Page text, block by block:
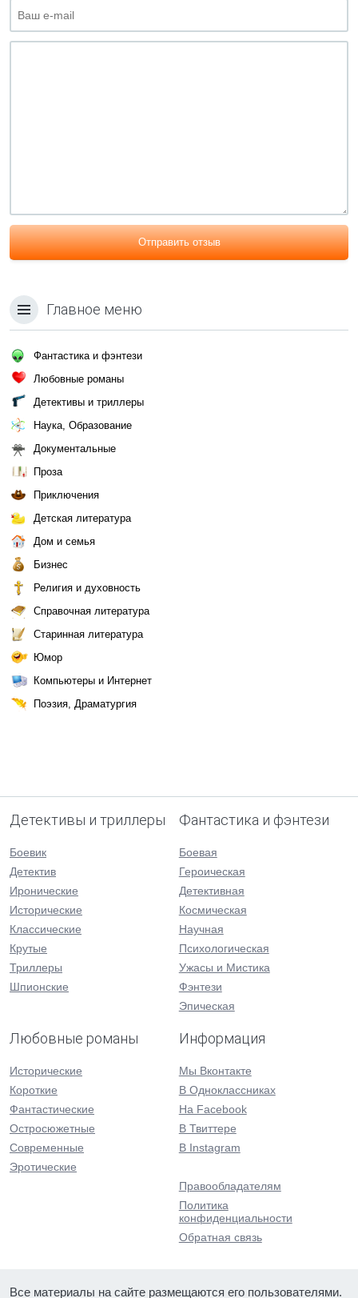
Отправить отзыв
Главное меню
Фантастика и фэнтези
Любовные романы
Детективы и триллеры
Наука, Образование
Документальные
Проза
Приключения
Детская литература
Дом и семья
Бизнес
Религия и духовность
Справочная литература
Старинная литература
Юмор
Компьютеры и Интернет
Поэзия, Драматургия
Детективы и триллеры
Боевик
Детектив
Иронические
Исторические
Классические
Крутые
Триллеры
Шпионские
Фантастика и фэнтези
Боевая
Героическая
Детективная
Космическая
Научная
Психологическая
Ужасы и Мистика
Фэнтези
Эпическая
Любовные романы
Исторические
Короткие
Фантастические
Остросюжетные
Современные
Эротические
Информация
Мы Вконтакте
В Одноклассниках
На Facebook
В Твиттере
В Instagram
Правообладателям
Политика
конфиденциальности
Обратная связь
Все материалы на сайте размещаются его пользователями.